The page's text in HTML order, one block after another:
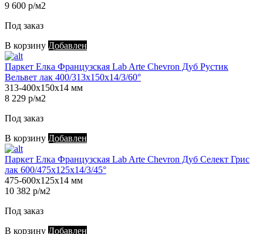
9 600 р/м2
Под заказ
В корзину Добавлен
Паркет Елка Французская Lab Arte Chevron Дуб Рустик
Вельвет лак 400/313х150х14/3/60°
313-400х150х14 мм
8 229 р/м2
Под заказ
В корзину Добавлен
Паркет Елка Французская Lab Arte Chevron Дуб Селект Грис
лак 600/475х125х14/3/45°
475-600х125х14 мм
10 382 р/м2
Под заказ
В корзину Добавлен